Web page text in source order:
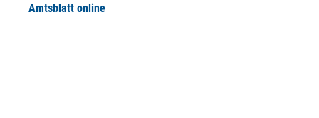
Amtsblatt online